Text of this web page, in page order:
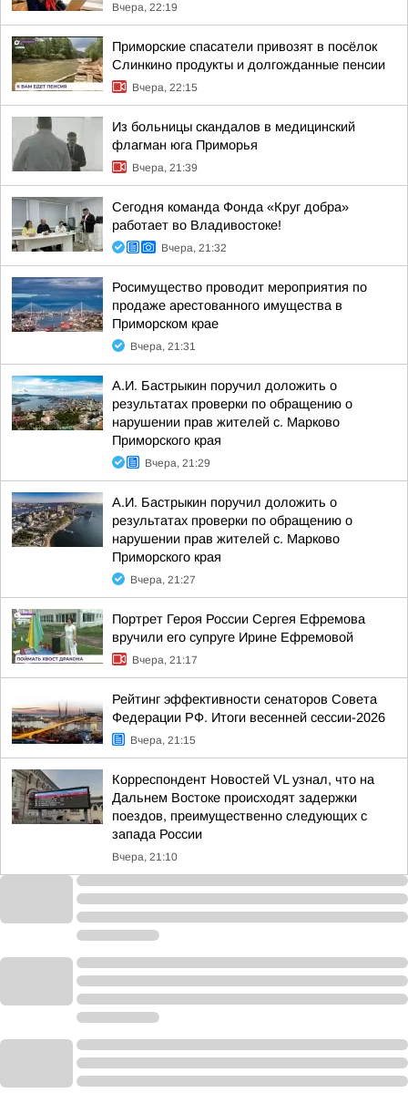
Вчера, 22:19
Приморские спасатели привозят в посёлок
Слинкино продукты и долгожданные пенсии
Вчера, 22:15
Из больницы скандалов в медицинский
флагман юга Приморья
Вчера, 21:39
Сегодня команда Фонда «Круг добра»
работает во Владивостоке!
Вчера, 21:32
Росимущество проводит мероприятия по
продаже арестованного имущества в
Приморском крае
Вчера, 21:31
А.И. Бастрыкин поручил доложить о
результатах проверки по обращению о
нарушении прав жителей с. Марково
Приморского края
Вчера, 21:29
А.И. Бастрыкин поручил доложить о
результатах проверки по обращению о
нарушении прав жителей с. Марково
Приморского края
Вчера, 21:27
Портрет Героя России Сергея Ефремова
вручили его супруге Ирине Ефремовой
Вчера, 21:17
Рейтинг эффективности сенаторов Совета
Федерации РФ. Итоги весенней сессии-2026
Вчера, 21:15
Корреспондент Новостей VL узнал, что на
Дальнем Востоке происходят задержки
поездов, преимущественно следующих с
запада России
Вчера, 21:10